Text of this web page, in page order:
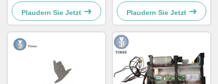
Für Kiosk Gaming Maschine
Plaudern Sie Jetzt
Plaudern Sie Jetzt